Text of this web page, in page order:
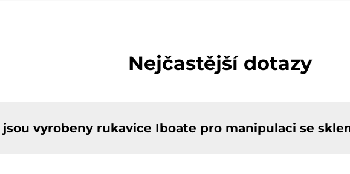
Nejčastější dotazy
vyrobeny rukavice Iboate pro manipulaci se